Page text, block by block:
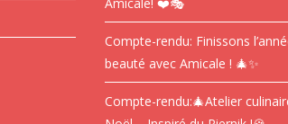
Compte-rendu: Finissons
beauté avec Amicale ! 🎄✨
Compte-rendu:🎄Atelier